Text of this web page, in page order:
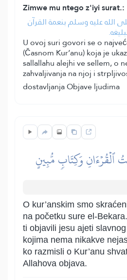
Zimwe mu ntego z'iyi surat.:
الله عليه وسلم بنعمة القرآن
U ovoj suri govori se o
(Časnom Kur’anu) koja je
sallallahu alejhi ve sellem, o
zahvaljivanja na njoj i
dostavljanja Objave ljudima
وَكِتَابٖ مُّبِينٍ
O kur’anskim smo
na početku sure el-
ti objavili jesu ajeti slavnog
kojima nema nikakve
ko razmisli o Kur’anu
Allahova objava.